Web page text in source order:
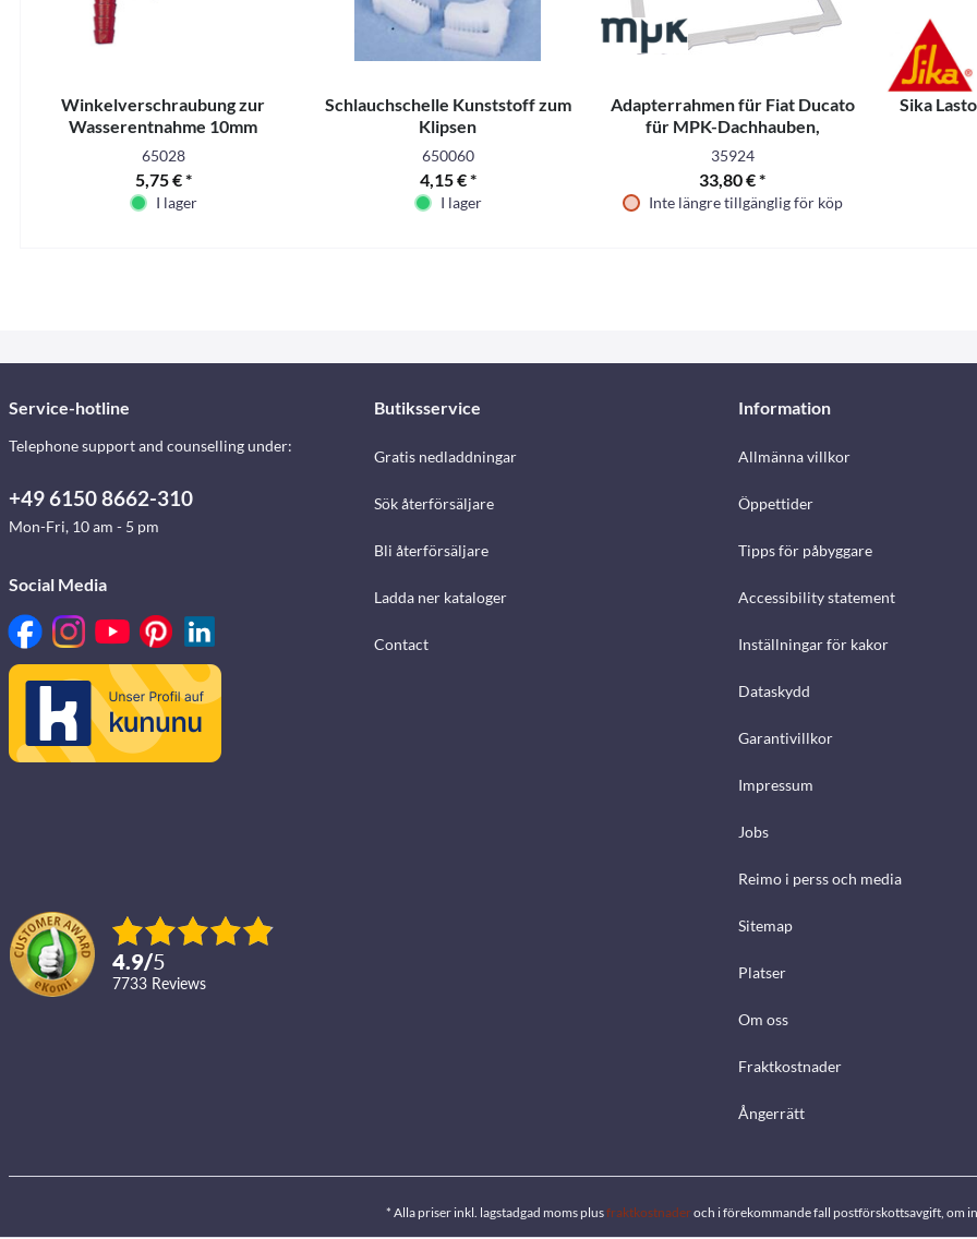
Winkelverschraubung zur
Wasserentnahme 10mm
65028
5,75 € *
I lager
Schlauchschelle Kunststoff zum
Klipsen
650060
4,15 € *
I lager
Adapterrahmen für Fiat Ducato
für MPK-Dachhauben,
400x400mm
35924
33,80 € *
Inte längre tillgänglig för köp
Sika
Service-hotline
Telephone support and counselling under:
+49 6150 8662-310
Mon-Fri, 10 am - 5 pm
Social Media
4.9/5
7733 reviews
Butiksservice
Gratis nedladdningar
Sök återförsäljare
Bli återförsäljare
Ladda ner kataloger
Contact
Information
Allmänna villkor
Öppettider
Tipps för påbyggare
Accessibility statement
Inställningar för kakor
Dataskydd
Garantivillkor
Impressum
Jobs
Reimo i perss och media
Sitemap
Platser
Om oss
Fraktkostnader
Ångerrätt
* Alla priser inkl. lagstadgad moms plusfraktkostnaderoch i förekommande fall postförskottsavgift, om